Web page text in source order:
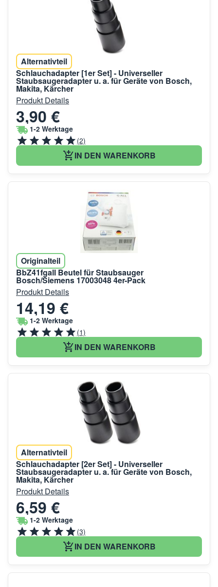
Alternativteil
Schlauchadapter [1er Set] - Universeller
Staubsaugeradapter u. a. für Geräte von Bosch,
Makita, Kärcher
Produkt Details
3,90 €
1-2 Werktage
(2)
IN DEN WARENKORB
Originalteil
BbZ41fgall Beutel für Staubsauger
Bosch/Siemens 17003048 4er-Pack
Produkt Details
14,19 €
1-2 Werktage
(1)
IN DEN WARENKORB
Alternativteil
Schlauchadapter [2er Set] - Universeller
Staubsaugeradapter u. a. für Geräte von Bosch,
Makita, Kärcher
Produkt Details
6,59 €
1-2 Werktage
(3)
IN DEN WARENKORB